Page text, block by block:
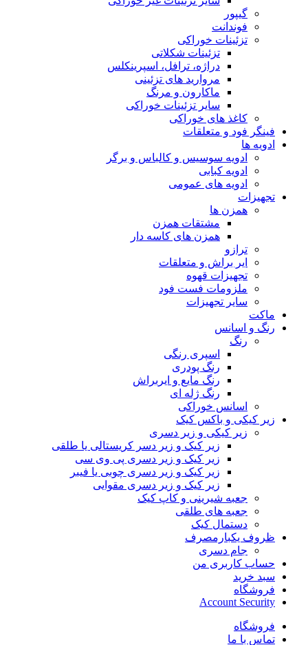
گیپور
فوندانت
تزئینات خوراکی
تزئینات شکلاتی
دراژه، ترافل، اسپرینکلس
مروارید های تزئینی
ماکارون و مرنگ
سایر تزئینات خوراکی
کاغذ های خوراکی
فینگر فود و متعلقات
ادویه ها
ادویه سوسیس و کالباس و برگر
ادویه کبابی
ادویه های عمومی
تجهیزات
همزن ها
مشتقات همزن
همزن های کاسه دار
ترازو
ایر براش و متعلقات
تجهیزات قهوه
ملزومات فست فود
سایر تجهیزات
ماکت
رنگ و اسانس
رنگ
اسپری رنگی
رنگ پودری
رنگ مایع و ایربراش
رنگ ژله ای
اسانس خوراکی
زیر کیکی و باکس کیک
زیر کیکی و زیر دسری
زیر کیک و زیر دسر کریستالی یا طلقی
زیر کیک و زیر دسری پی وی سی
زیر کیک و زیر دسری چوبی یا فیبر
زیر کیک و زیر دسری مقوایی
جعبه شیرینی و کاپ کیک
جعبه های طلقی
دستمال کیک
ظروف یکبارمصرف
جام دسری
حساب کاربری من
سبد خرید
فروشگاه
Account Security
فروشگاه
تماس با ما